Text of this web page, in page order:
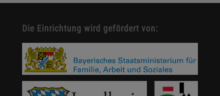
Die Einrichtung wird gefördert von: